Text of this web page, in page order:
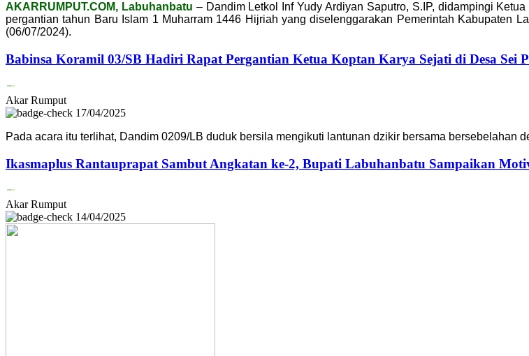
AKARRUMPUT.COM, Labuhanbatu – Dandim Letkol Inf Yudy Ardiyan Saputro, S.IP, didampingi
pergantian tahun Baru Islam 1 Muharram 1446 Hijriah yang diselenggarakan Pemerintah Kabupaten
(06/07/2024).
Babinsa Koramil 03/SB Hadiri Rapat Pergantian Ketua Koptan Karya Sejati di Desa Sei
Akar Rumput
17/04/2025
Pada acara itu terlihat, Dandim 0209/LB duduk bersila mengikuti lantunan dzikir bersama bersebelahan
Ikasmaplus Rantauprapat Sambut Angkatan ke-2, Bupati Labuhanbatu Sampaikan
Akar Rumput
14/04/2025